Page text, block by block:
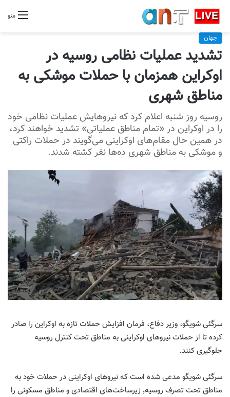
منو
جهان
تشدید عملیات نظامی روسیه در
اوکراین همزمان با حملات موشکی به
مناطق شهری
روسیه روز شنبه اعلام کرد که نیروهایش عملیات نظامی خود
را در اوکراین در «تمام مناطق عملیاتی» تشدید خواهند کرد،
در همین حال مقام‌های اوکراینی می‌گویند در حملات راکتی
و موشکی به مناطق شهری ده‌ها نفر کشته شدند.
سرگئی شویگو، وزیر دفاع، فرمان افزایش حملات تازه به اوکراین را صادر
کرده تا از حملات نیروهای اوکراینی به مناطق تحت کنترل روسیه
جلوگیری کنند.
سرگئی شویگو مدعی شده است که نیروهای اوکراینی در حملات خود به
مناطق تحت تصرف روسیه٬ زیرساخت‌های اقتصادی و مناطق مسکونی را